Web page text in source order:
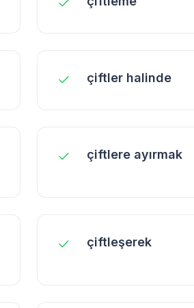
çiftler halinde
çiftlere ayırmak
çiftleşerek